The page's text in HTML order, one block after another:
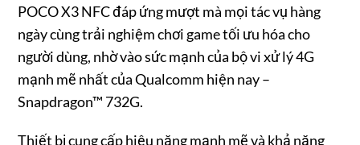
POCO X3 NFC đáp ứng mượt mà mọi tác vụ hàng
ngày cùng trải nghiệm chơi game tối ưu hóa cho
người dùng, nhờ vào sức mạnh của bộ vi xử lý 4G
mạnh mẽ nhất của Qualcomm hiện nay –
Snapdragon™ 732G.
Thiết bị cung cấp hiệu năng mạnh mẽ và khả năng